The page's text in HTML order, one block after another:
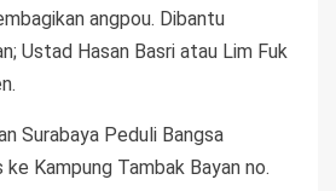
angpou. Dibantu
Ustad Hasan Basri atau Lim Fuk
Surabaya Peduli Bangsa
Kampung Tambak Bayan no.